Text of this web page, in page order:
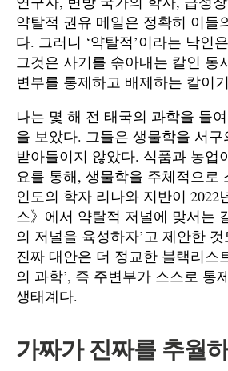
약탈적 권유 메일은 정확히 이들
다. 그러니 ‘약탈적’이라는 낙인
그것은 사기를 솎아내는 칼인 동
변부를 통제하고 배제하는 칼이
나는 몇 해 전 태국의 과학을 들
을 보았다. 그들은 생물학을 서구
받아들이지 않았다. 식품과 농업
요를 통해, 생물학을 주체적으로
인도의 학자 리나와 지반이 2022
스》에서 약탈적 저널에 맞서는
의 저널을 육성하자’고 제안한
진짜 대안은 더 정교한 블랙리스
의 과학’, 즉 주변부가 스스로 통
생태계다.
가짜가 진짜를 추월